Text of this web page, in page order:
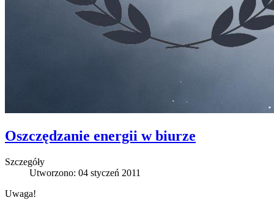
Oszczędzanie energii w biurze
Szczegóły
Utworzono: 04 styczeń 2011
Uwaga!